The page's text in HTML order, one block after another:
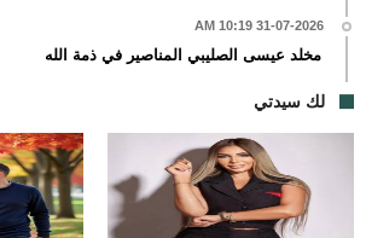
31-07-2026 10:19 AM
مخلد عيسى الصليبي المناصير في ذمة الله
لك سيدتي